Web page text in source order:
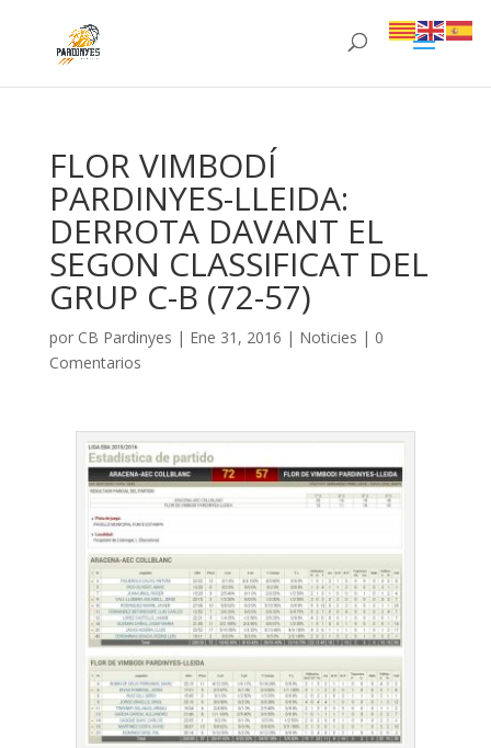
FLOR VIMBODÍ
PARDINYES-LLEIDA:
DERROTA DAVANT EL
SEGON CLASSIFICAT DEL
GRUP C-B (72-57)
por CB Pardinyes | Ene 31, 2016 | Noticies | 0
Comentarios